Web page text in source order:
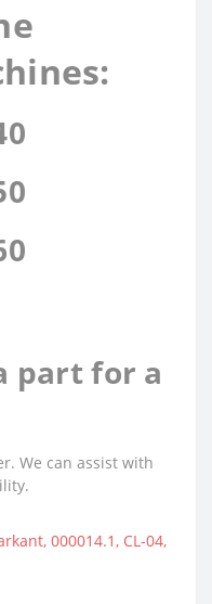
part for a
We can assist with
, 000014.1, CL-04,